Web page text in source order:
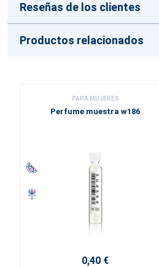
Reseñas de los clientes
Productos relacionados
PARA MUJERES
Perfume muestra w186
0,40 €